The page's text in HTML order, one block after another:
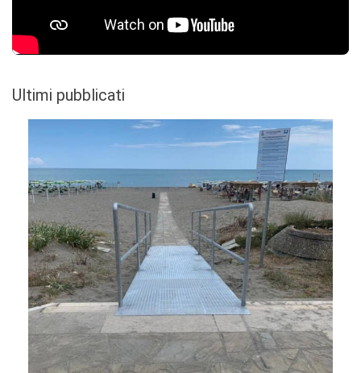
Ultimi pubblicati